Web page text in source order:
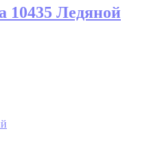
10435 Ледяной